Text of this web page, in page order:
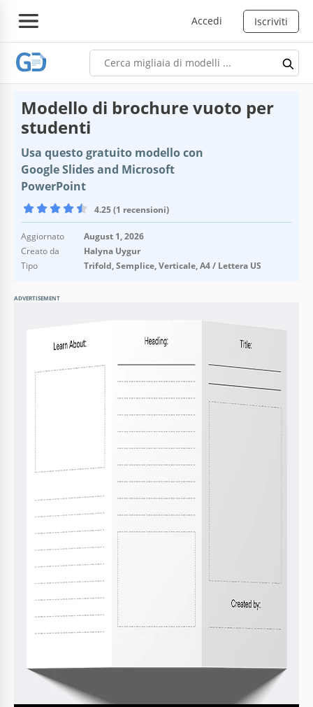
Accedi Iscriviti
Modello di brochure vuoto per
studenti
Usa questo gratuito modello con
Google Slides and Microsoft
PowerPoint
4.25 (1 recensioni)
Aggiornato
August 1, 2026
Creato da
Halyna Uygur
Tipo
Trifold, Semplice, Verticale, A4 / Lettera US
ADVERTISEMENT